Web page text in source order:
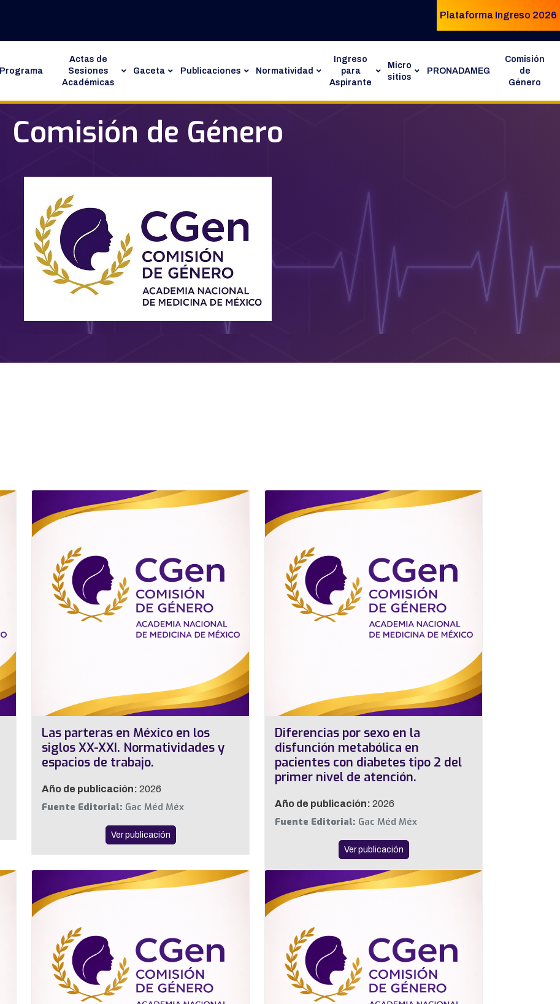
Plataforma Ingreso 2026
Programa
Actas de
Sesiones
Académicas
Gaceta Publicaciones Normatividad
Ingreso
para
Aspirante
Micro
sitios
PRONADAMEG
Comisión
de
Género
Comisión de Género
Las parteras en México en los
siglos XX-XXI. Normatividades y
espacios de trabajo.
Año de publicación: 2026
Fuente Editorial: Gac Méd Méx
Ver publicación
Diferencias por sexo en la
disfunción metabólica en
pacientes con diabetes tipo 2 del
primer nivel de atención.
Año de publicación: 2026
Fuente Editorial: Gac Méd Méx
Ver publicación